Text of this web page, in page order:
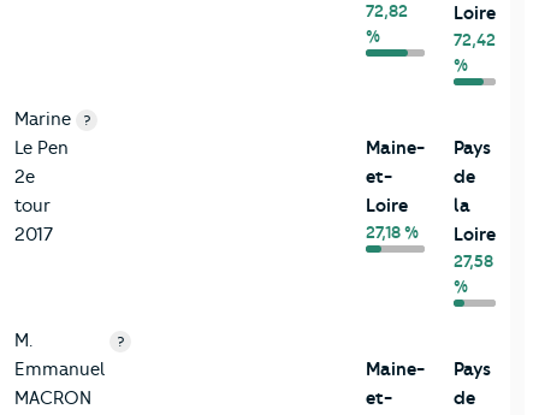
72,82
%
Loire
72,42
%
Marine
Le Pen
2e
tour
2017
?
Maine-
et-
Loire
27,18 %
Pays
de
la
Loire
27,58
%
M.
Emmanuel
MACRON
?
Maine-
et-
Pays
de